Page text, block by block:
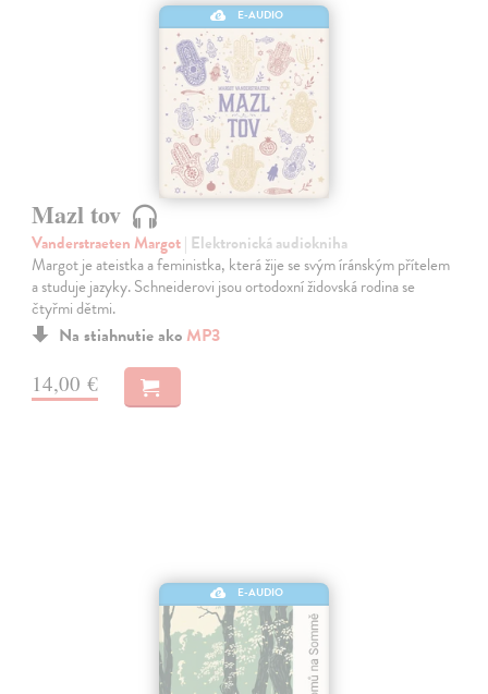
E-AUDIO
Mazl tov
Vanderstraeten Margot| Elektronická audiokniha
Margot je ateistka a feministka, která žije se svým íránským přítelem
a studuje jazyky. Schneiderovi jsou ortodoxní židovská rodina se
čtyřmi dětmi.
Na stiahnutie ako MP3
14,00 €
E-AUDIO